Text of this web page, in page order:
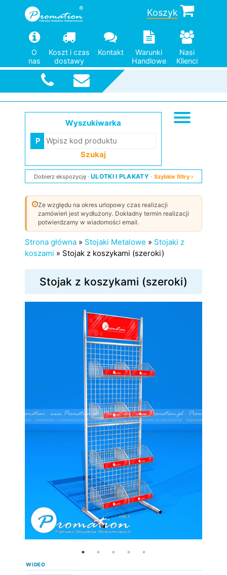
O
nas
Koszt i czas
dostawy
Kontakt
Warunki
Handlowe
Nasi
Klienci
Koszyk
wysyłka
Wyszukiwarka
Szukaj
Dobierz ekspozycję ULOTKI I PLAKATY Szybkie filtry ›
Ze względu na okres urlopowy czas realizacji
zamówień jest wydłużony. Dokładny termin realizacji
potwierdzamy w wiadomości email.
Strona główna » Stojaki Metalowe » Stojaki z
koszami » Stojak z koszykami (szeroki)
Stojak z koszykami (szeroki)
WIDEO